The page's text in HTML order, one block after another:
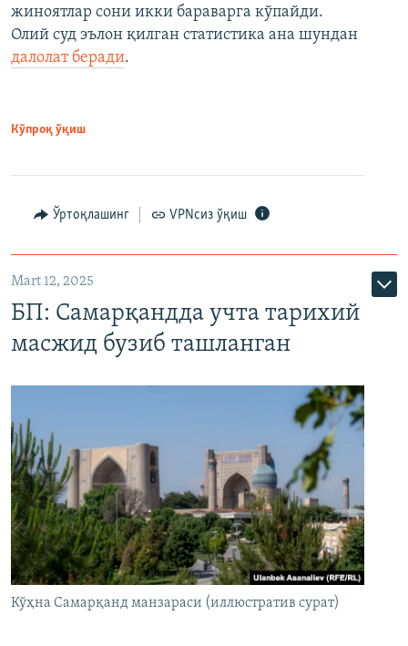
жиноятлар сони икки бараварга кўпайди.
Олий суд эълон қилган статистика ана шундан
далолат беради.
Кўпроқ ўқиш
Ўртоқлашинг VPNсиз ўқиш
Mart 12, 2025
БП: Самарқандда учта тарихий
масжид бузиб ташланган
Кўҳна Самарқанд манзараси (иллюстратив сурат)